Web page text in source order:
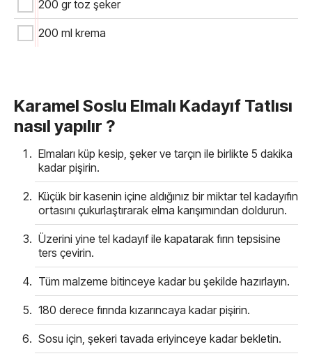
200 gr toz şeker
200 ml krema
Karamel Soslu Elmalı Kadayıf Tatlısı
nasıl yapılır ?
Elmaları küp kesip, şeker ve tarçın ile birlikte 5 dakika
kadar pişirin.
Küçük bir kasenin içine aldığınız bir miktar tel kadayıfın
ortasını çukurlaştırarak elma karışımından doldurun.
Üzerini yine tel kadayıf ile kapatarak fırın tepsisine
ters çevirin.
Tüm malzeme bitinceye kadar bu şekilde hazırlayın.
180 derece fırında kızarıncaya kadar pişirin.
Sosu için, şekeri tavada eriyinceye kadar bekletin.